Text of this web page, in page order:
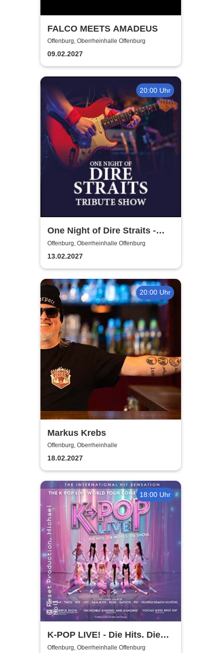
FALCO MEETS AMADEUS
Offenburg, Oberrheinhalle Offenburg
09.02.2027
20:00 Uhr
One Night of Dire Straits -
Tribute Show
Offenburg, Oberrheinhalle Offenburg
13.02.2027
20:00 Uhr
Markus Krebs
Offenburg, Oberrheinhalle
18.02.2027
18:00 Uhr
K-POP LIVE! - Die Hits. Die
Moves. Die Show.
Offenburg, Oberrheinhalle Offenburg